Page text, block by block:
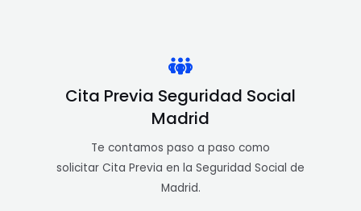
Cita Previa Seguridad Social
Madrid
Te contamos paso a paso como
solicitar Cita Previa en la Seguridad Social de
Madrid.